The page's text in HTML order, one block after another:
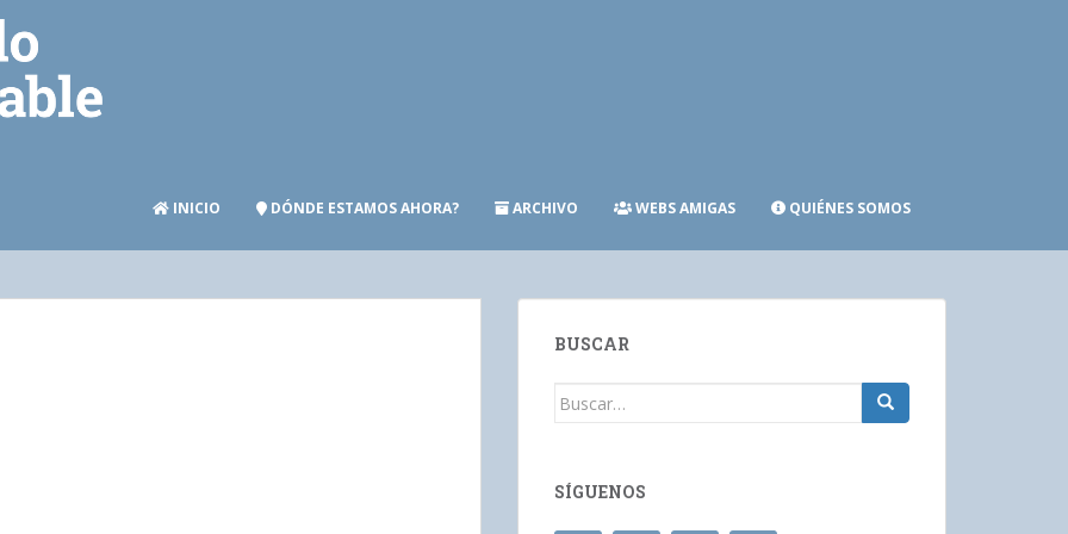
INICIO DÓNDE ESTAMOS AHORA? ARCHIVO WEBS AMIGAS QUIÉNES SOMOS
BUSCAR
Buscar:
SÍGUENOS